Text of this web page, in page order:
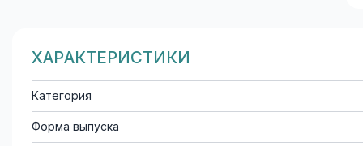
ХАРАКТЕРИСТИКИ
Категория
Форма выпуска